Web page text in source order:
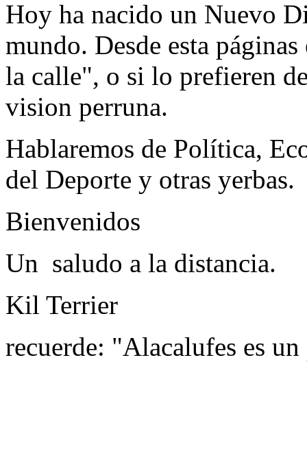
Hoy ha nacido un Nuevo
mundo. Desde esta
la calle", o si lo prefieren
vision perruna.
Hablaremos de Política,
del Deporte y otras yerbas.
Bienvenidos
Un saludo a la distancia.
Kil Terrier
recuerde: "Alacalufes es